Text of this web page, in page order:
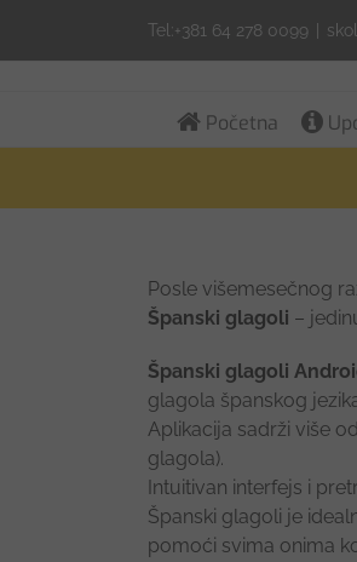
Tel:+381 64 278 0099
Početna
Posle višemesečnog
Španski glagoli –
Španski glagoli
glagola španskog
Aplikacija sadrži više
glagola).
Intuitivan interfejs i
Španski glagoli je
pomoći svima onima